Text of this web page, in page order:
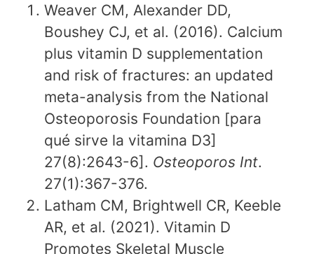
Weaver CM, Alexander DD,
Boushey CJ, et al. (2016). Calcium
plus vitamin D supplementation
and risk of fractures: an updated
meta-analysis from the National
Osteoporosis Foundation [para
qué sirve la vitamina D3]
27(8):2643-6]. Osteoporos Int.
27(1):367-376.
Latham CM, Brightwell CR, Keeble
AR, et al. (2021). Vitamin D
Promotes Skeletal Muscle